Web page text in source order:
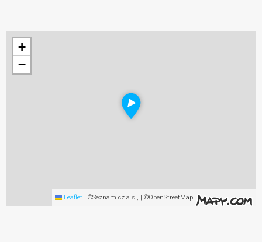
+
−
Leaflet | ©Seznam.cz a.s., | ©OpenStreetMap